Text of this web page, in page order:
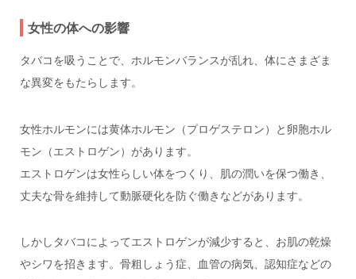
女性の体への影響
タバコを吸うことで、ホルモンバランスが乱れ、体にさまざま
な異変をもたらします。
女性ホルモンには黄体ホルモン（プロゲステロン）と卵胞ホル
モン（エストロゲン）があります。
エストロゲンは女性らしい体をつくり、肌の潤いを保つ働き、
丈夫な骨を維持して動脈硬化を防ぐ働きなどがあります。
しかしタバコによってエストロゲンが減少すると、お肌の乾燥
やシワを招きます。骨粗しょう症、血管の病気、認知症などの